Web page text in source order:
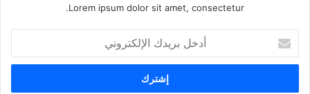
Lorem ipsum dolor sit amet, consectetur.
بريدك
الإلكتروني